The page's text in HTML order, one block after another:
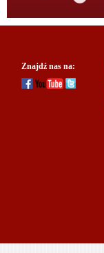
Znajdź nas na: